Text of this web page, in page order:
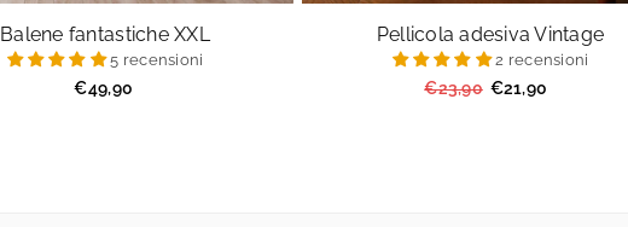
Balene fantastiche XXL
5 recensioni
Prezzo
€49,90
Pellicola adesiva Vintage
2 recensioni
Prezzo
€23,90 €21,90